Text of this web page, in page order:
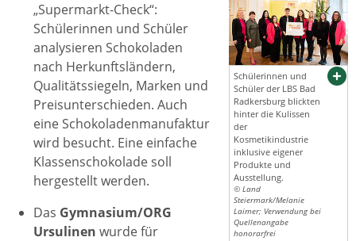
Schülerinnen und
Schüler der LBS Bad
Radkersburg blickten
hinter die Kulissen
der
Kosmetikindustrie
inklusive eigener
Produkte und
Ausstellung.
© Land
Steiermark/Melanie
Laimer; Verwendung bei
Quellenangabe
honorarfrei
„Supermarkt-Check“:
Schülerinnen und Schüler
analysieren Schokoladen
nach Herkunftsländern,
Qualitätssiegeln, Marken und
Preisunterschieden. Auch
eine Schokoladenmanufaktur
wird besucht. Eine einfache
Klassenschokolade soll
hergestellt werden.
Das Gymnasium/ORG
Ursulinen wurde für